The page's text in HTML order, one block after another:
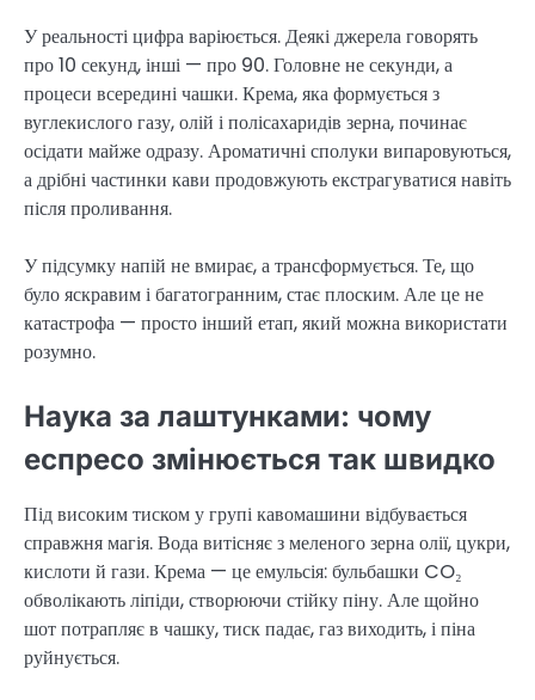
У реальності цифра варіюється. Деякі джерела говорять
про 10 секунд, інші — про 90. Головне не секунди, а
процеси всередині чашки. Крема, яка формується з
вуглекислого газу, олій і полісахаридів зерна, починає
осідати майже одразу. Ароматичні сполуки випаровуються,
а дрібні частинки кави продовжують екстрагуватися навіть
після проливання.
У підсумку напій не вмирає, а трансформується. Те, що
було яскравим і багатогранним, стає плоским. Але це не
катастрофа — просто інший етап, який можна використати
розумно.
Наука за лаштунками: чому
еспресо змінюється так швидко
Під високим тиском у групі кавомашини відбувається
справжня магія. Вода витісняє з меленого зерна олії, цукри,
кислоти й гази. Крема — це емульсія: бульбашки CO₂
обволікають ліпіди, створюючи стійку піну. Але щойно
шот потрапляє в чашку, тиск падає, газ виходить, і піна
руйнується.